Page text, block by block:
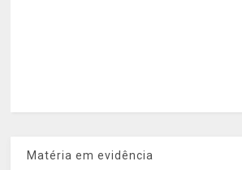
Matéria em evidência